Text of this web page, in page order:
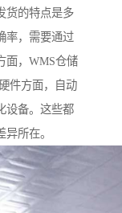
货的特点是多
率，需要通过
面，WMS仓储
件方面，自动
设备。这些都
所在。